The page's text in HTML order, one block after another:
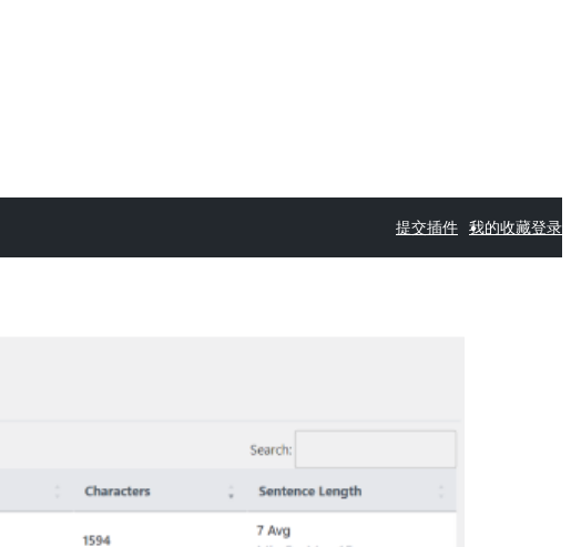
提交插件 我的收藏登录